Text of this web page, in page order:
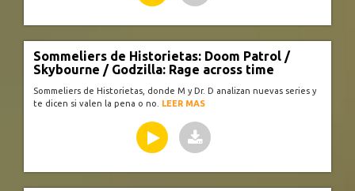
Sommeliers de Historietas: Doom Patrol /
Skybourne / Godzilla: Rage across time
Sommeliers de Historietas, donde M y Dr. D analizan nuevas series y
te dicen si valen la pena o no.
LEER MAS